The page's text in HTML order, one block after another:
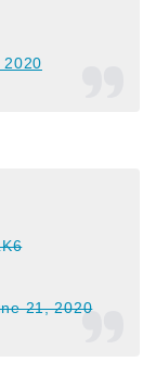
2020
21, 2020